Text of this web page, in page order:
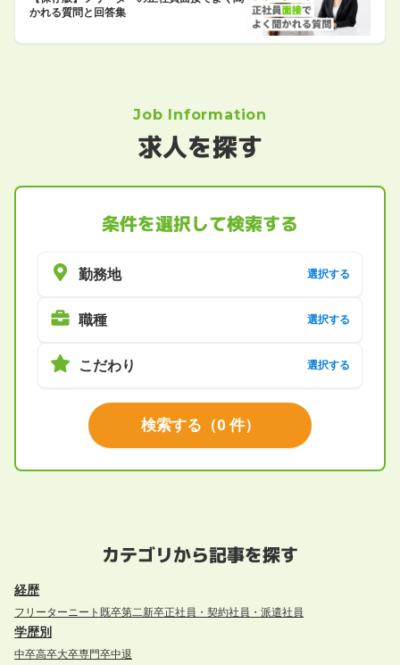
かれる質問と回答集
Job Information
求人を探す
条件を選択して検索する
勤務地 選択する
職種 選択する
こだわり 選択する
検索する （0 件）
カテゴリから記事を探す
経歴
フリーター ニート 既卒第二新卒正社員・契約社員・派遣社員
学歴別
中卒高卒大卒専門卒中退